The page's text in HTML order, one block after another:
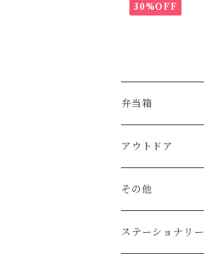
30%OFF
弁当箱
アウトドア
その他
ステーショナリー